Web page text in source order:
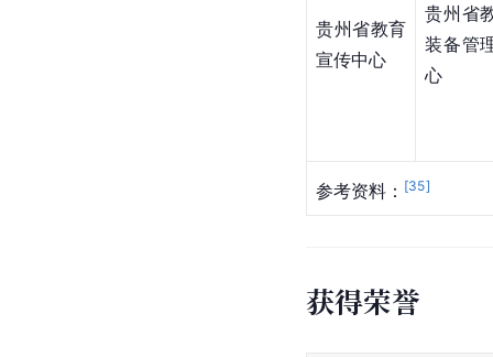
贵州省教育
宣传中心
贵州省
装备管
心
参考资料： [35]
获得荣誉